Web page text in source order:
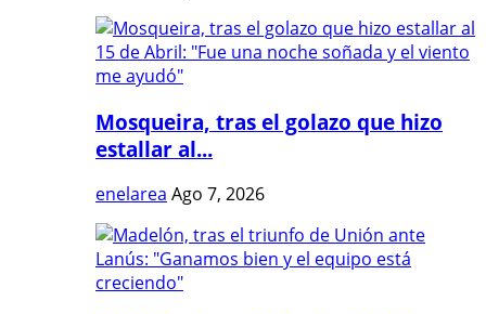
Mosqueira, tras el golazo que hizo
estallar al...
enelarea Ago 7, 2026